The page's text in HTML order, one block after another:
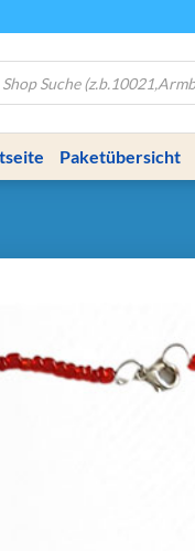
Paketübersicht